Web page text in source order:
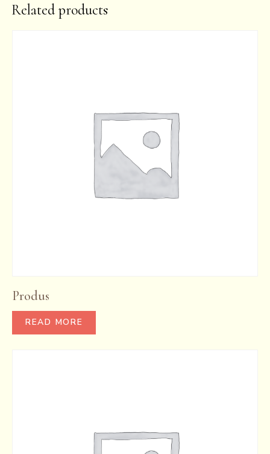
Related products
Produs
READ MORE